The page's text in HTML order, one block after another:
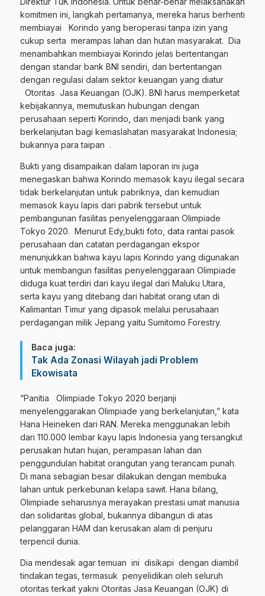
komitmen ini, langkah pertamanya, mereka harus berhenti
membiayai Korindo yang beroperasi tanpa izin yang
cukup serta merampas lahan dan hutan masyarakat. Dia
menambahkan membiayai Korindo jelas bertentangan
dengan standar bank BNI sendiri, dan bertentangan
dengan regulasi dalam sektor keuangan yang diatur
Otoritas Jasa Keuangan (OJK). BNI harus memperketat
kebijakannya, memutuskan hubungan dengan
perusahaan seperti Korindo, dan menjadi bank yang
berkelanjutan bagi kemaslahatan masyarakat Indonesia;
bukannya para taipan .
Bukti yang disampaikan dalam laporan ini juga
menegaskan bahwa Korindo memasok kayu ilegal secara
tidak berkelanjutan untuk pabriknya, dan kemudian
memasok kayu lapis dari pabrik tersebut untuk
pembangunan fasilitas penyelenggaraan Olimpiade
Tokyo 2020. Menurut Edy,bukti foto, data rantai pasok
perusahaan dan catatan perdagangan ekspor
menunjukkan bahwa kayu lapis Korindo yang digunakan
untuk membangun fasilitas penyelenggaraan Olimpiade
diduga kuat terdiri dari kayu ilegal dari Maluku Utara,
serta kayu yang ditebang dari habitat orang utan di
Kalimantan Timur yang dipasok melalui perusahaan
perdagangan milik Jepang yaitu Sumitomo Forestry.
Baca juga:
Tak Ada Zonasi Wilayah jadi Problem
Ekowisata
“Panitia Olimpiade Tokyo 2020 berjanji
menyelenggarakan Olimpiade yang berkelanjutan,” kata
Hana Heineken dari RAN. Mereka menggunakan lebih
dari 110.000 lembar kayu lapis Indonesia yang tersangkut
perusakan hutan hujan, perampasan lahan dan
penggundulan habitat orangutan yang terancam punah.
Di mana sebagian besar dilakukan dengan membuka
lahan untuk perkebunan kelapa sawit. Hana bilang,
Olimpiade seharusnya merayakan prestasi umat manusia
dan solidaritas global, bukannya dibangun di atas
pelanggaran HAM dan kerusakan alam di penjuru
terpencil dunia.
Dia mendesak agar temuan ini disikapi dengan diambil
tindakan tegas, termasuk penyelidikan oleh seluruh
otoritas terkait yakni Otoritas Jasa Keuangan (OJK) di